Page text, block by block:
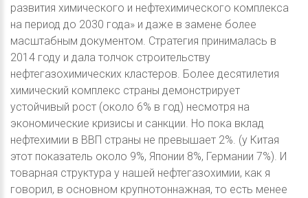
развития химического и нефтехимического комплекса
на период до 2030 года» и даже в замене более
масштабным документом. Стратегия принималась в
2014 году и дала толчок строительству
нефтегазохимических кластеров. Более десятилетия
химический комплекс страны демонстрирует
устойчивый рост (около 6% в год) несмотря на
экономические кризисы и санкции. Но пока вклад
нефтехимии в ВВП страны не превышает 2%. (у Китая
этот показатель около 9%, Японии 8%, Германии 7%). И
товарная структура у нашей нефтегазохимии, как я
говорил, в основном крупнотоннажная, то есть менее